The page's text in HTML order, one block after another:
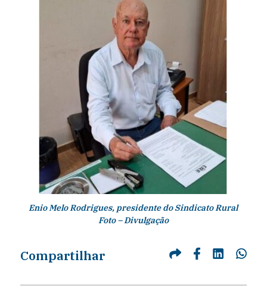
Enio Melo Rodrigues, presidente do Sindicato Rural
Foto – Divulgação
Compartilhar